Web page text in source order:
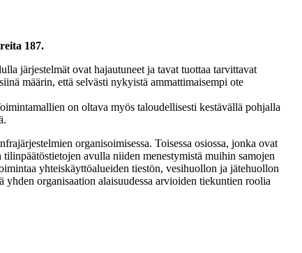
187.
järjestelmät ovat hajautuneet ja tavat tuottaa tarvittavat
määrin, että selvästi nykyistä ammattimaisempi ote
on oltava myös taloudellisesti kestävällä pohjalla
organisoimisessa. Toisessa osiossa, jonka ovat
avulla niiden menestymistä muihin samojen
yhteiskäyttöalueiden tiestön, vesihuollon ja jätehuollon
yhden organisaation alaisuudessa arvioiden tiekuntien roolia